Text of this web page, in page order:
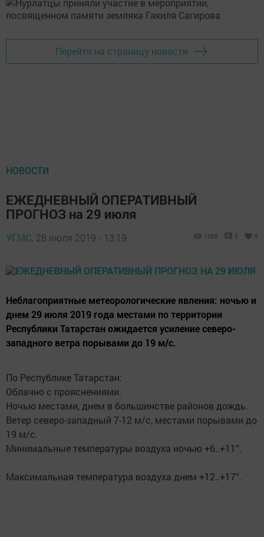
Перейти на страницу новости
НОВОСТИ
ЕЖЕДНЕВНЫЙ ОПЕРАТИВНЫЙ
ПРОГНОЗ на 29 июля
УГМС, 28 июля 2019 - 13:19 1085 0 0
Неблагоприятные метеорологические явления: ночью и
днем 29 июля 2019 года местами по территории
Республики Татарстан ожидается усиление северо-
западного ветра порывами до 19 м/с.
По Республике Татарстан:
Облачно с прояснениями.
Ночью местами, днем в большинстве районов дождь.
Ветер северо-западный 7-12 м/с, местами порывами до
19 м/с.
Минимальные температуры воздуха ночью +6..+11°.
Максимальная температура воздуха днем +12..+17°.